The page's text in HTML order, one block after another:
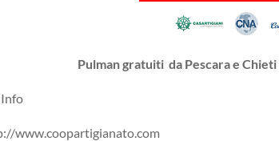
Pulman gratuiti da Pescara e Chieti
www.coopartigianato.com